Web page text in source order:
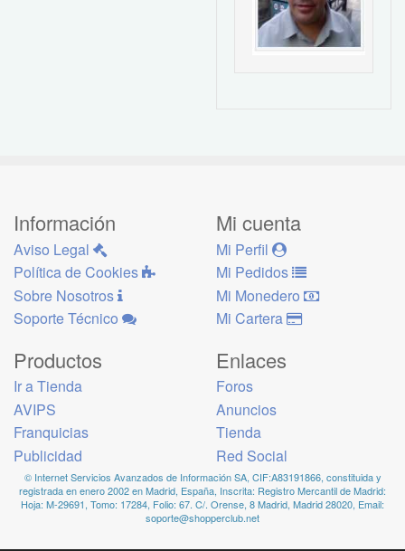
Información
Aviso Legal
Política de Cookies
Sobre Nosotros
Soporte Técnico
Mi cuenta
Mi Perfil
Mi Pedidos
Mi Monedero
Mi Cartera
Productos
Ir a Tienda
AVIPS
Franquicias
Publicidad
Enlaces
Foros
Anuncios
Tienda
Red Social
© Internet Servicios Avanzados de Información SA, CIF:A83191866, constituida y
registrada en enero 2002 en Madrid, España, Inscrita: Registro Mercantil de Madrid:
Hoja: M-29691, Tomo: 17284, Folio: 67. C/. Orense, 8 Madrid, Madrid 28020, Email:
soporte@shopperclub.net